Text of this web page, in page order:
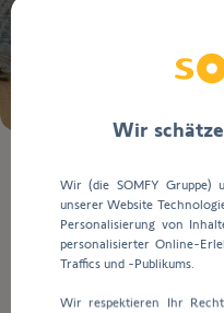
Eingabe
Werten
Installation &
Zurück zur Startseite
Wir
Wir (die SOMFY Gruppe)
unserer Website
Personalisierung von
personalisierter Online-
Traffics und -Publikums.
Wir respektieren Ihr